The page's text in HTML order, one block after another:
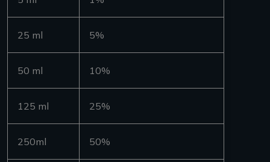
25 ml 5%
50 ml 10%
125 ml 25%
250ml 50%